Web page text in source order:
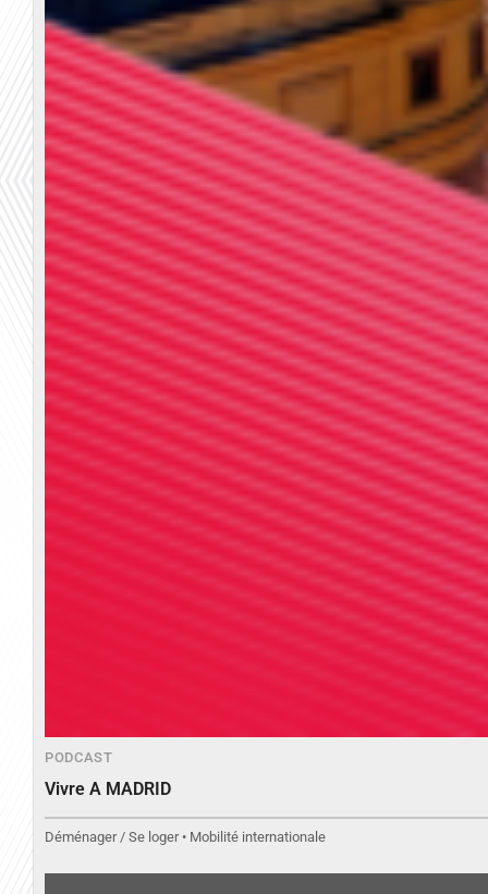
PODCAST
Vivre A MADRID
Déménager / Se loger • Mobilité internationale